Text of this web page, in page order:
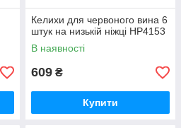
Келихи для червоного вина 6
штук на низькій ніжці HP4153
В наявності
609 ₴
Купити